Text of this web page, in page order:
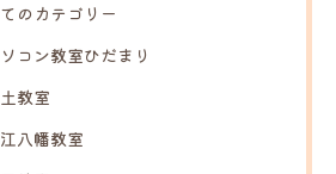
のカテゴリー
コン教室ひだまり
教室
八幡教室